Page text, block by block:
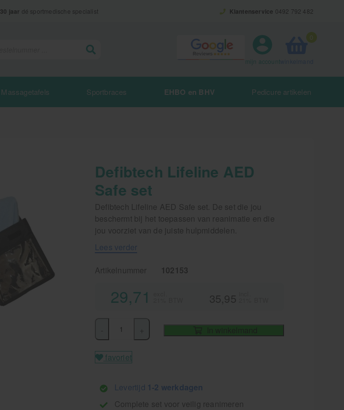
30 jaar dé sportmedische specialist Klantenservice 0492 792 482
0
mijn account
Massagetafels Sportbraces EHBO en BHV Pedicure artikelen
Defibtech Lifeline AED
Safe set
Defibtech Lifeline AED Safe set. De set die jou
beschermt bij het toepassen van reanimatie en die
jou voorziet van de juiste hulpmiddelen.
Lees verder
Artikelnummer 102153
29,71 35,95
In winkelmand
favoriet
Levertijd 1-2 werkdagen
Complete set voor veilig reanimeren